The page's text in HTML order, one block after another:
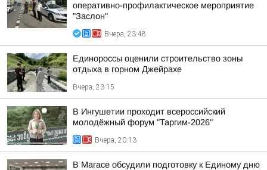
оперативно-профилактическое мероприятие
"Заслон"
Вчера, 23:48
Единороссы оценили строительство зоны
отдыха в горном Джейрахе
Вчера, 23:15
В Ингушетии проходит всероссийский
молодёжный форум "Таргим-2026"
Вчера, 20:13
В Магасе обсудили подготовку к Единому дню